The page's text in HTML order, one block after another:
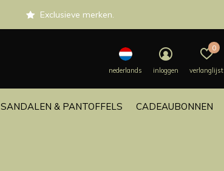
SANDALEN & PANTOFFELS CADEAUBONNEN
nederlands inloggen verlanglijst
0
Exclusieve merken.